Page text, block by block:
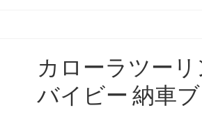
カローラツー
バイビー 納車